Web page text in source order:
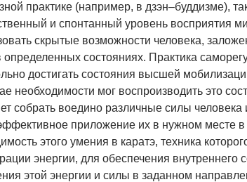
практике (например, в дзэн–буддизме),
и спонтанный уровень восприятия
скрытые возможности человека,
определенных состояниях. Практика
достигать состояния высшей
необходимости мог воспроизводить это
собрать воедино различные силы
приложение их в нужном месте
этого умения в каратэ, техника
энергии, для обеспечения
этой энергии и силы в заданном